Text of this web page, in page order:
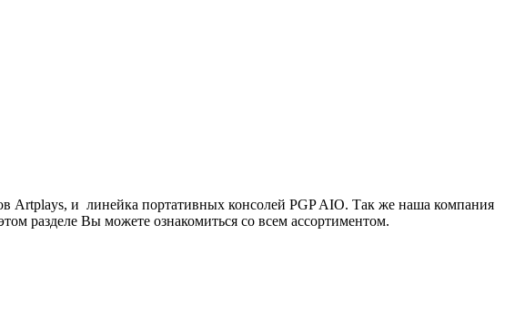
Artplays, и линейка портативных консолей PGP AIO. Так же наша компания
разделе Вы можете ознакомиться со всем ассортиментом.